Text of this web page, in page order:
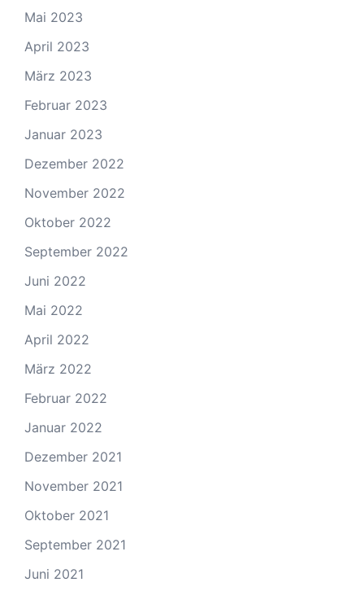
Mai 2023
April 2023
März 2023
Februar 2023
Januar 2023
Dezember 2022
November 2022
Oktober 2022
September 2022
Juni 2022
Mai 2022
April 2022
März 2022
Februar 2022
Januar 2022
Dezember 2021
November 2021
Oktober 2021
September 2021
Juni 2021